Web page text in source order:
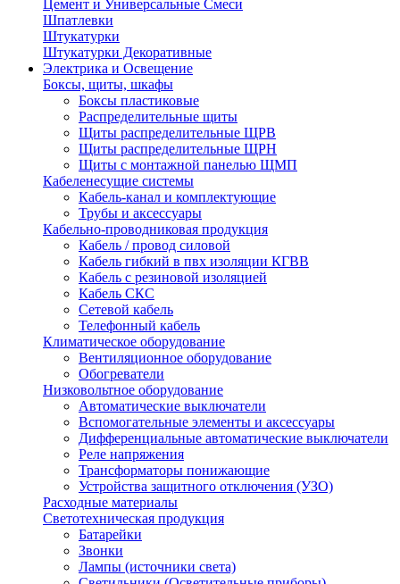
Цемент и Универсальные Смеси
Шпатлевки
Штукатурки
Штукатурки Декоративные
Электрика и Освещение
Боксы, щиты, шкафы
Боксы пластиковые
Распределительные щиты
Щиты распределительные ЩРВ
Щиты распределительные ЩРН
Щиты с монтажной панелью ЩМП
Кабеленесущие системы
Кабель-канал и комплектующие
Трубы и аксессуары
Кабельно-проводниковая продукция
Кабель / провод силовой
Кабель гибкий в пвх изоляции КГВВ
Кабель с резиновой изоляцией
Кабель СКС
Сетевой кабель
Телефонный кабель
Климатическое оборудование
Вентиляционное оборудование
Обогреватели
Низковольтное оборудование
Автоматические выключатели
Вспомогательные элементы и аксессуары
Дифференциальные автоматические выключатели
Реле напряжения
Трансформаторы понижающие
Устройства защитного отключения (УЗО)
Расходные материалы
Светотехническая продукция
Батарейки
Звонки
Лампы (источники света)